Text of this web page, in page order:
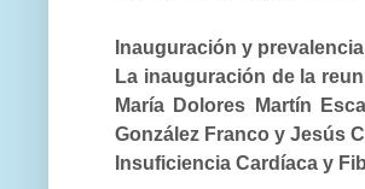
Inauguración y
La inauguración de la
María Dolores Martín
González Franco y Jesús
Insuficiencia Cardíaca y